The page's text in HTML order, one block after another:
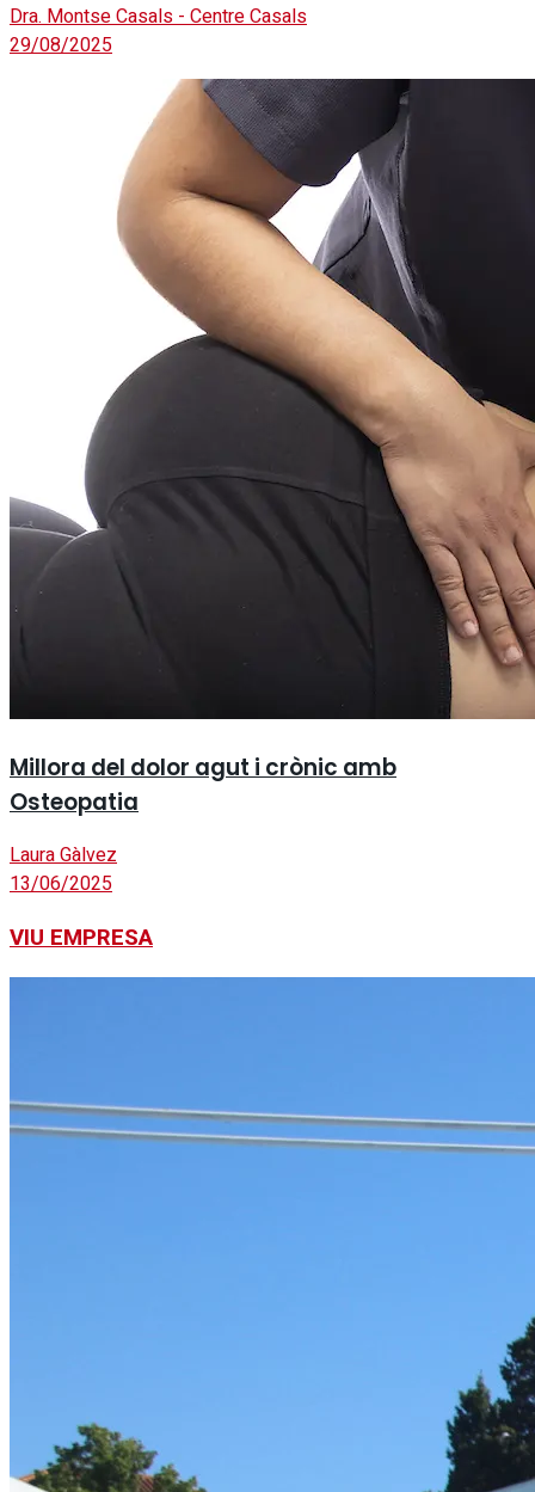
Dra. Montse Casals - Centre Casals
29/08/2025
Millora del dolor agut i crònic amb
Osteopatia
Laura Gàlvez
13/06/2025
VIU EMPRESA